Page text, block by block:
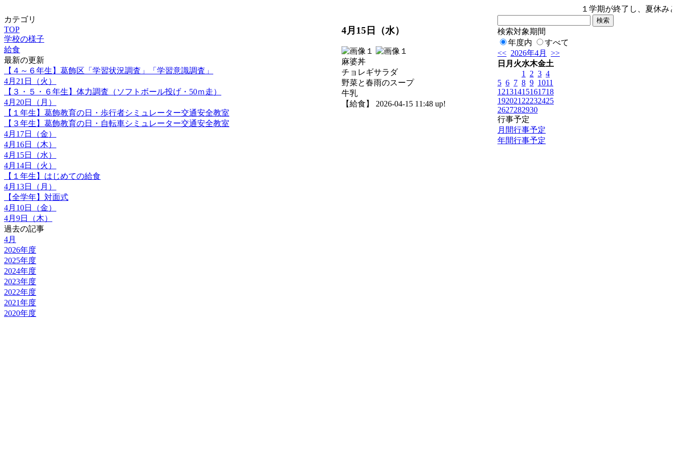
１学期が終了し、夏休み
カテゴリ
TOP
学校の様子
給食
最新の更新
【４～６年生】葛飾区「学習状況調査」「学習意識調査」
4月21日（火）
【３・５・６年生】体力調査（ソフトボール投げ・50ｍ走）
4月20日（月）
【１年生】葛飾教育の日・歩行者シミュレーター交通安全教室
【３年生】葛飾教育の日・自転車シミュレーター交通安全教室
4月17日（金）
4月16日（木）
4月15日（水）
4月14日（火）
【１年生】はじめての給食
4月13日（月）
【全学年】対面式
4月10日（金）
4月9日（木）
過去の記事
4月
2026年度
2025年度
2024年度
2023年度
2022年度
2021年度
2020年度
4月15日（水）
麻婆丼
チョレギサラダ
野菜と春雨のスープ
牛乳
【給食】 2026-04-15 11:48 up!
検索対象期間
年度内
すべて
<< 2026年4月
>>
日 月 火水木金土
1
2 3 4
5 6 7 8 9 1011
12131415161718
192021 22232425
2627282930
行事予定
月間行事予定
年間行事予定